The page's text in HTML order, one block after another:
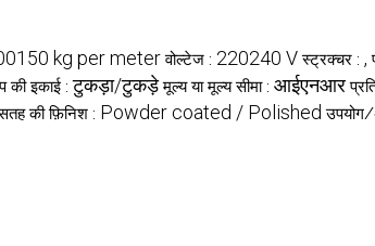
kg per meter वोल्टेज : 220240 V स्ट्रक्चर : ,
की इकाई :टुकड़ा/टुकड़े मूल्य या मूल्य सीमा : आईएनआर
की फ़िनिश : Powder coated / Polished